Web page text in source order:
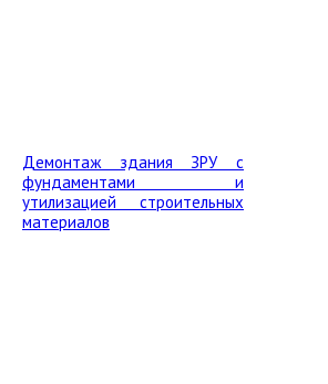
Демонтаж здания ЗРУ с
фундаментами и
утилизацией строительных
материалов